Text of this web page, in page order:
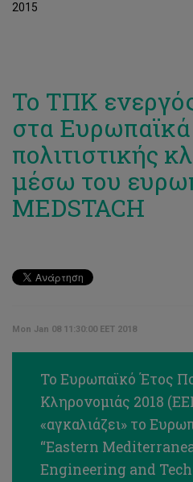
2015
Το ΤΠΚ
στα
πολιτιστικής
μέσω του
MEDSTACH
Mon Jan 08 11:30:00 EET 2018
Το Ευρωπαϊκό Έτος
Κληρονομιάς 2018
«αγκαλιάζει» το
“Eastern
Engineering and